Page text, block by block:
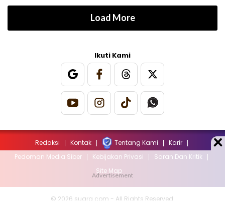
Load More
Ikuti Kami
Redaksi Kontak Tentang Kami
Karir
Pedoman Media Siber
Kebijakan Privasi
Saran Dan Kritik
Site Map
© 2026 suara.com - All Rights Reserved.